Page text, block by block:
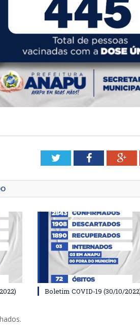
TwitterFacebook
Boletim COVID-19 (30/10/